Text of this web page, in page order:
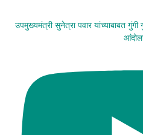
उपमुख्यमंत्री सुनेत्रा पवार यांच्याबाबत